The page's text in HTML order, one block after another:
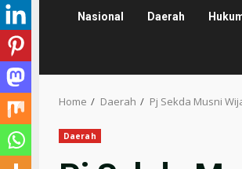
Nasional Daerah
Home Daerah Pj Sekda Musni
Daerah